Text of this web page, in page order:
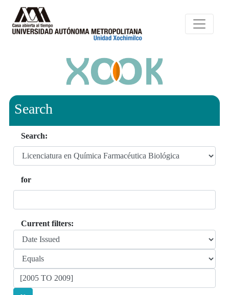
Search
Search:
for
Current filters: